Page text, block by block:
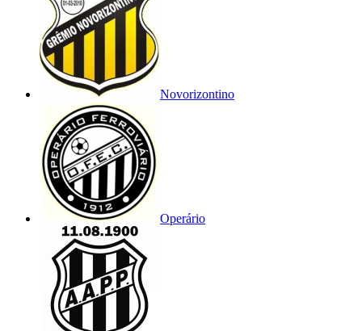
Novorizontino
Operário